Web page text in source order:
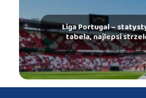
Liga Portugal –
tabela, najlepsi